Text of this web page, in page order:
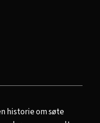
historie om søte